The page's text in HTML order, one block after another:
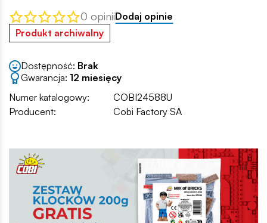
0 opiniiDodaj opinie
Produkt archiwalny
Dostępność: Brak
Gwarancja: 12 miesięcy
Numer katalogowy:
COBI24588U
Producent:
Cobi Factory SA